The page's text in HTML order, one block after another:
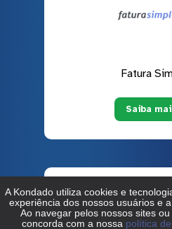
Fatura
Saiba